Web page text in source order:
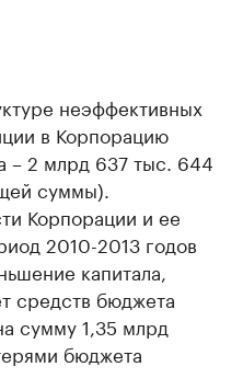
неэффективных
в Корпорацию
– 2 млрд 637 тыс. 644
суммы).
Корпорации и ее
2010-2013 годов
капитала,
средств бюджета
сумму 1,35 млрд
бюджета